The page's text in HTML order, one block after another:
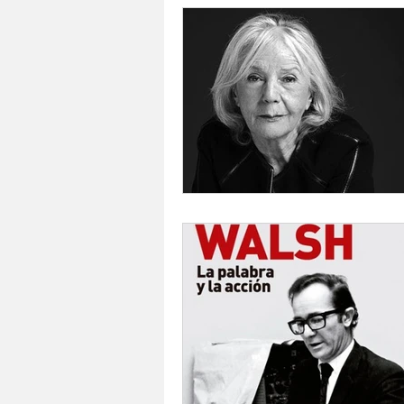
Mario Cippitelli
Mauricio Bertuzzi
Maria A, Martinez Rayén
Historia Casa de las leyes -